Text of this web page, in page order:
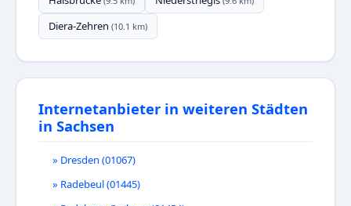
Diera-Zehren (10.1 km)
Internetanbieter in weiteren Städten
in Sachsen
» Dresden (01067)
» Radebeul (01445)